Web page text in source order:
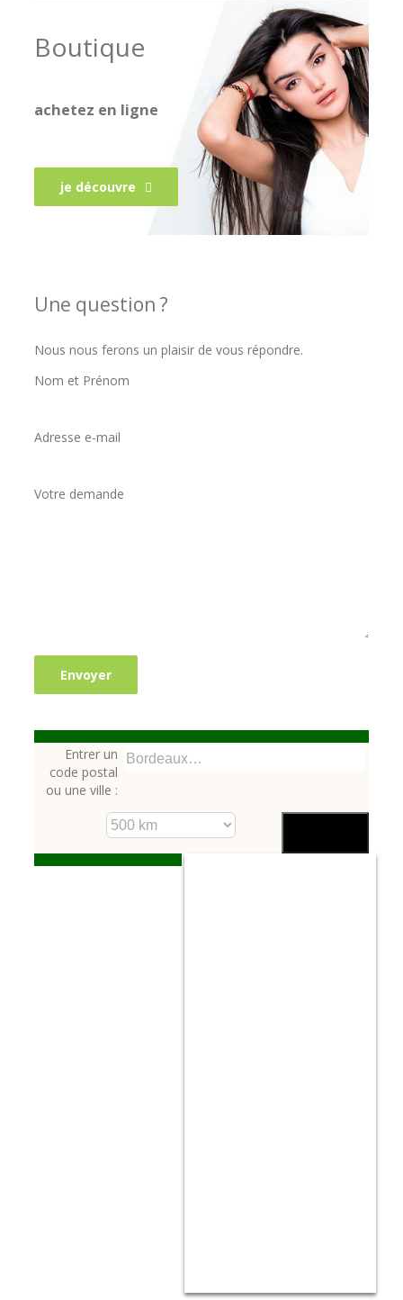
Boutique
achetez en ligne
je découvre
Une question ?
Nous nous ferons un plaisir de vous répondre.
Nom et Prénom
Adresse e-mail
Votre demande
Entrer un
code postal
ou une ville :